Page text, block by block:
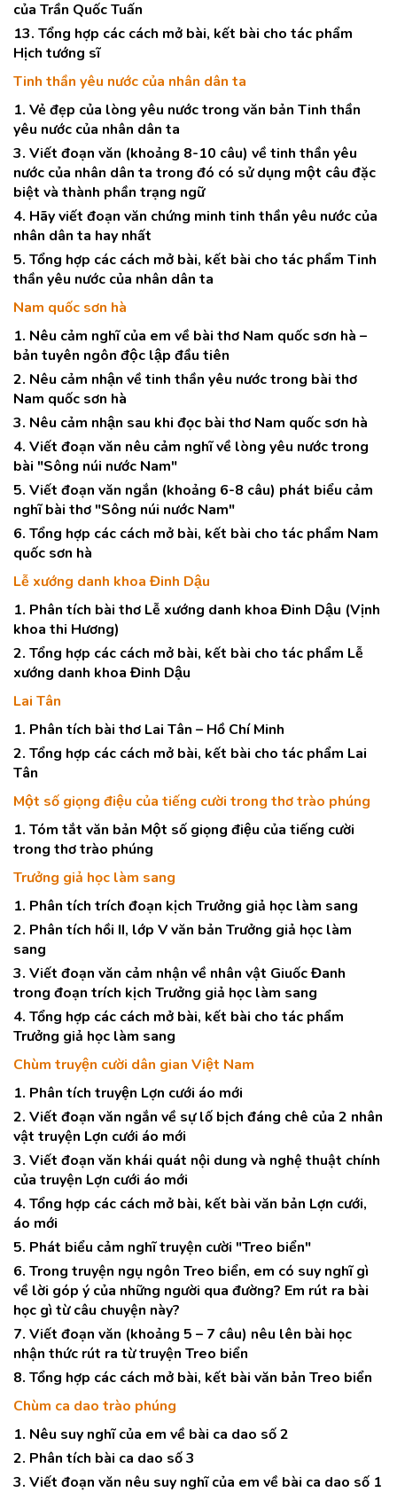
của Trần Quốc Tuấn
13. Tổng hợp các cách mở bài, kết bài cho tác phẩm
Hịch tướng sĩ
Tinh thần yêu nước của nhân dân ta
1. Vẻ đẹp của lòng yêu nước trong văn bản Tinh thần
yêu nước của nhân dân ta
3. Viết đoạn văn (khoảng 8-10 câu) về tinh thần yêu
nước của nhân dân ta trong đó có sử dụng một câu đặc
biệt và thành phần trạng ngữ
4. Hãy viết đoạn văn chứng minh tinh thần yêu nước của
nhân dân ta hay nhất
5. Tổng hợp các cách mở bài, kết bài cho tác phẩm Tinh
thần yêu nước của nhân dân ta
Nam quốc sơn hà
1. Nêu cảm nghĩ của em về bài thơ Nam quốc sơn hà –
bản tuyên ngôn độc lập đầu tiên
2. Nêu cảm nhận về tinh thần yêu nước trong bài thơ
Nam quốc sơn hà
3. Nêu cảm nhận sau khi đọc bài thơ Nam quốc sơn hà
4. Viết đoạn văn nêu cảm nghĩ về lòng yêu nước trong
bài "Sông núi nước Nam"
5. Viết đoạn văn ngắn (khoảng 6-8 câu) phát biểu cảm
nghĩ bài thơ "Sông núi nước Nam"
6. Tổng hợp các cách mở bài, kết bài cho tác phẩm Nam
quốc sơn hà
Lễ xướng danh khoa Đinh Dậu
1. Phân tích bài thơ Lễ xướng danh khoa Đinh Dậu (Vịnh
khoa thi Hương)
2. Tổng hợp các cách mở bài, kết bài cho tác phẩm Lễ
xướng danh khoa Đinh Dậu
Lai Tân
1. Phân tích bài thơ Lai Tân – Hồ Chí Minh
2. Tổng hợp các cách mở bài, kết bài cho tác phẩm Lai
Tân
Một số giọng điệu của tiếng cười trong thơ trào phúng
1. Tóm tắt văn bản Một số giọng điệu của tiếng cười
trong thơ trào phúng
Trưởng giả học làm sang
1. Phân tích trích đoạn kịch Trưởng giả học làm sang
2. Phân tích hồi II, lớp V văn bản Trưởng giả học làm
sang
3. Viết đoạn văn cảm nhận về nhân vật Giuốc Đanh
trong đoạn trích kịch Trưởng giả học làm sang
4. Tổng hợp các cách mở bài, kết bài cho tác phẩm
Trưởng giả học làm sang
Chùm truyện cười dân gian Việt Nam
1. Phân tích truyện Lợn cưới áo mới
2. Viết đoạn văn ngắn về sự lố bịch đáng chê của 2 nhân
vật truyện Lợn cưới áo mới
3. Viết đoạn văn khái quát nội dung và nghệ thuật chính
của truyện Lợn cưới áo mới
4. Tổng hợp các cách mở bài, kết bài văn bản Lợn cưới,
áo mới
5. Phát biểu cảm nghĩ truyện cười "Treo biển"
6. Trong truyện ngụ ngôn Treo biển, em có suy nghĩ gì
về lời góp ý của những người qua đường? Em rút ra bài
học gì từ câu chuyện này?
7. Viết đoạn văn (khoảng 5 – 7 câu) nêu lên bài học
nhận thức rút ra từ truyện Treo biển
8. Tổng hợp các cách mở bài, kết bài văn bản Treo biển
Chùm ca dao trào phúng
1. Nêu suy nghĩ của em về bài ca dao số 2
2. Phân tích bài ca dao số 3
3. Viết đoạn văn nêu suy nghĩ của em về bài ca dao số 1